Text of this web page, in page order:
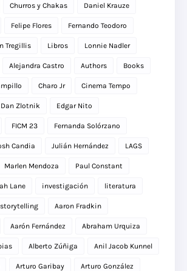
Churros y Chakas Daniel Krauze
Felipe Flores Fernando Teodoro
Tregillis Libros Lonnie Nadler
Alejandra Castro Authors Books
Charo Jr Cinema Tempo
Dan Zlotnik Edgar Nito
FICM 23 Fernanda Solórzano
Candia Julián Hernández LAGS
Marlen Mendoza Paul Constant
Lane investigación literatura
storytelling Aaron Fradkin
Aarón Fernández Abraham Urquiza
Alberto Zúñiga Anil Jacob Kunnel
Arturo Garibay Arturo González